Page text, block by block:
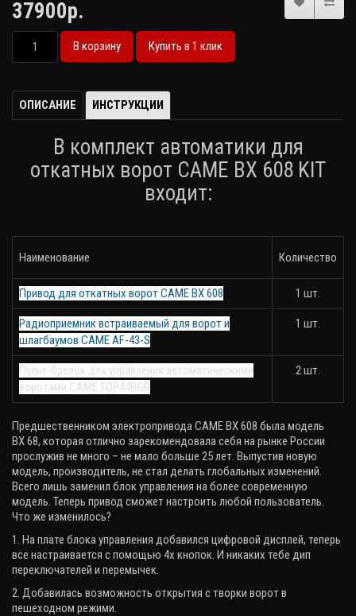
37900р.
В корзину Купить в 1 клик
ОПИСАНИЕ ИНСТРУКЦИИ
В комплект автоматики для
откатных ворот CAME BX 608 KIT
входит:
Наименование Количество
Привод для откатных ворот CAME BX 608 1 шт.
Радиоприемник встраиваемый для ворот и
шлагбаумов CAME AF-43-S
1 шт.
Пульт-брелок для управления автоматическими
воротами CAME TOP44RGR
2 шт.
Предшественником электроприводаCAMEBX608 была модель
BX68, которая отлично зарекомендовала себя на рынке России
прослужив не много – не мало больше 25 лет. Выпустив новую
модель, производитель, не стал делать глобальных изменений.
Всего лишь заменил блок управления на более современную
модель. Теперь привод сможет настроить любой пользователь.
Что же изменилось?
1. На плате блока управления добавился цифровой дисплей, теперь
все настраивается с помощью 4х кнопок. И никаких тебе дип
переключателей и перемычек.
2. Добавилась возможность открытия с творки ворот в
пешеходном режими.